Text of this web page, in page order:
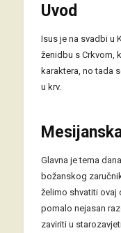
Uvod
Isus je na svadbi u
ženidbu s Crkvom,
karaktera, no tada
u krv.
Glavna je tema
božanskog
želimo shvatiti ovaj
pomalo nejasan
zaviriti u